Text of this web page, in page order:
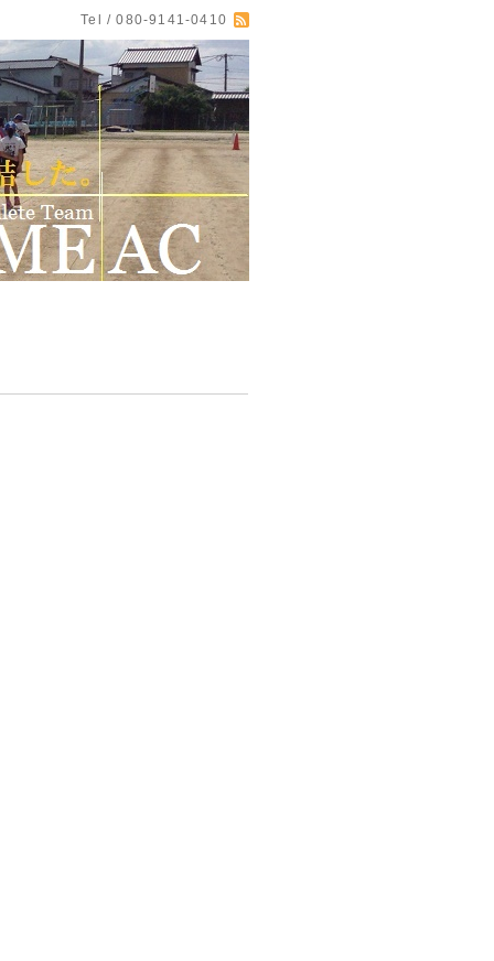
Tel / 080-9141-0410